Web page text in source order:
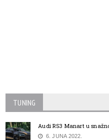
TUNING
Audi RS3 Manart u
6. JUNA 2022.